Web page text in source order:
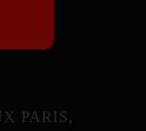
PARIS,